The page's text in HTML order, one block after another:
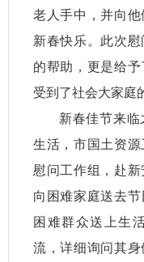
老人手中，并向他
新春快乐。此次
的帮助，更是给
受到了社会大家庭
新春佳节来
生活，市国土资
慰问工作组，赴新
向困难家庭送去
困难群众送上生
流，详细询问其